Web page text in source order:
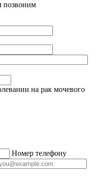
позвоним
Номер телефону